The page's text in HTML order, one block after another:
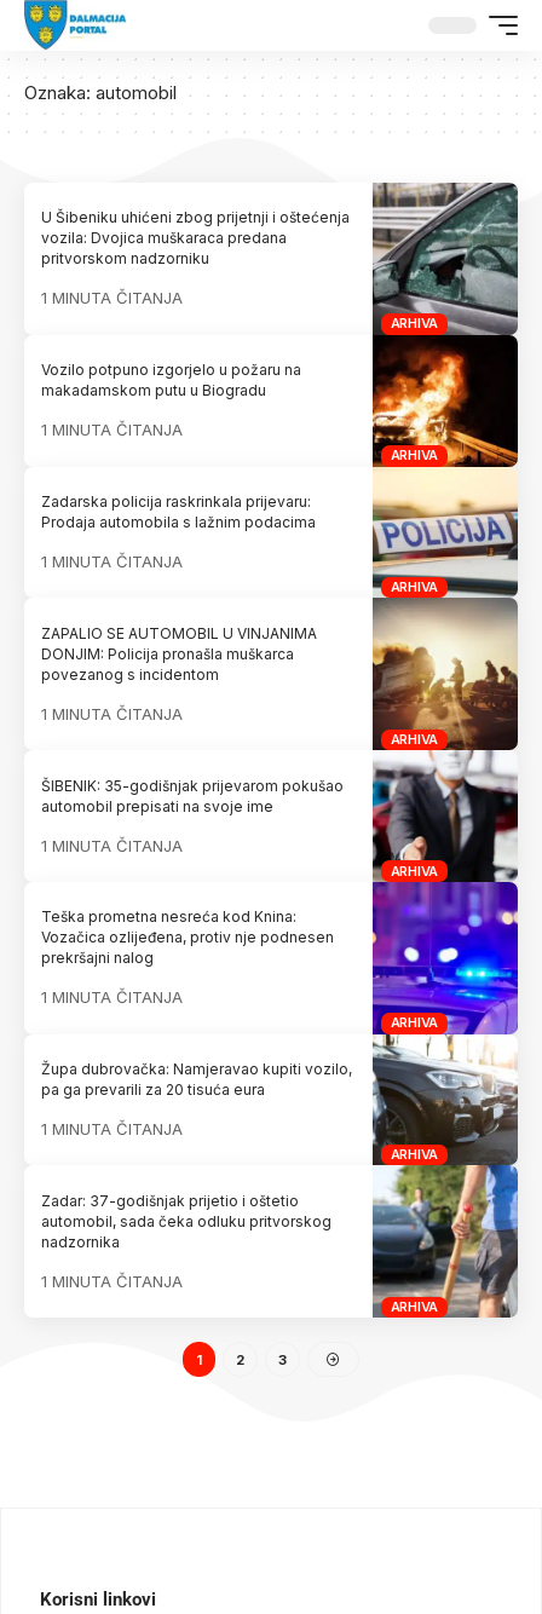
Oznaka: automobil
ARHIVA
U Šibeniku uhićeni zbog prijetnji i oštećenja
vozila: Dvojica muškaraca predana
pritvorskom nadzorniku
1 MINUTA ČITANJA
ARHIVA
Vozilo potpuno izgorjelo u požaru na
makadamskom putu u Biogradu
1 MINUTA ČITANJA
ARHIVA
Zadarska policija raskrinkala prijevaru:
Prodaja automobila s lažnim podacima
1 MINUTA ČITANJA
ARHIVA
ZAPALIO SE AUTOMOBIL U VINJANIMA
DONJIM: Policija pronašla muškarca
povezanog s incidentom
1 MINUTA ČITANJA
ARHIVA
ŠIBENIK: 35-godišnjak prijevarom pokušao
automobil prepisati na svoje ime
1 MINUTA ČITANJA
ARHIVA
Teška prometna nesreća kod Knina:
Vozačica ozlijeđena, protiv nje podnesen
prekršajni nalog
1 MINUTA ČITANJA
ARHIVA
Župa dubrovačka: Namjeravao kupiti vozilo,
pa ga prevarili za 20 tisuća eura
1 MINUTA ČITANJA
ARHIVA
Zadar: 37-godišnjak prijetio i oštetio
automobil, sada čeka odluku pritvorskog
nadzornika
1 MINUTA ČITANJA
1 2 3
Korisni linkovi